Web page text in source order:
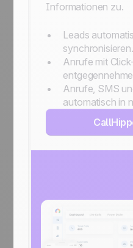
Informationen zu.
Leads
synchronisieren.
Anrufe mit
Anrufe, SMS
automatisch in